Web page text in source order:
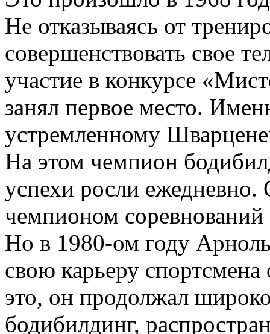
Не отказываясь от
совершенствовать свое
участие в конкурсе
занял первое место.
устремленному
На этом чемпион
успехи росли
чемпионом
Но в 1980-ом году
свою карьеру
это, он продолжал
бодибилдинг,